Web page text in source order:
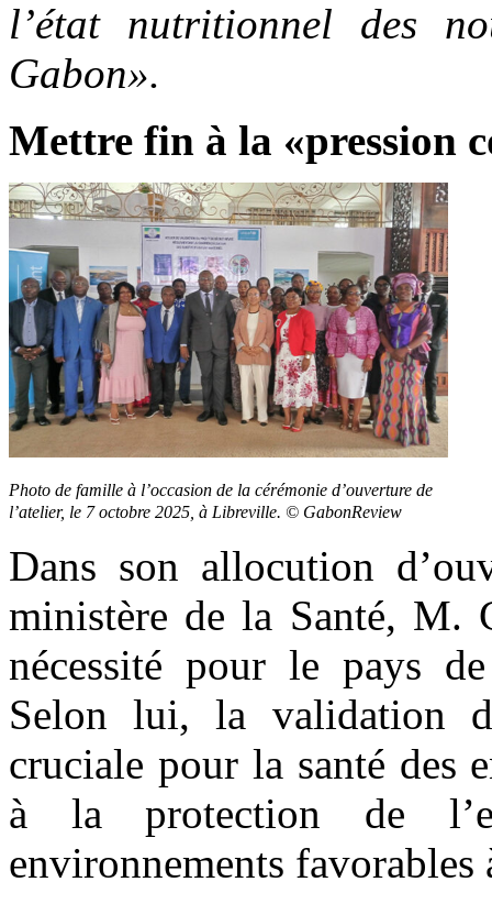
l’état nutritionnel des
Gabon».
Mettre fin à la «pression
Photo de famille à l’occasion de la cérémonie d’ouverture de
l’atelier, le 7 octobre 2025, à Libreville. © GabonReview
Dans son allocution
ministère de la Santé, M.
nécessité pour le pays
Selon lui, la validation
cruciale pour la santé des
à la protection de
environnements